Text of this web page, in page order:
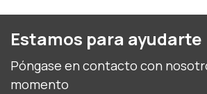
Estamos para ayudarte
Póngase en contacto con
momento